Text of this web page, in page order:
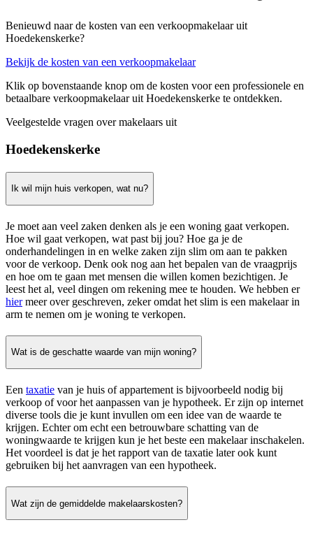
Benieuwd naar de kosten van een verkoopmakelaar uit
Hoedekenskerke?
Bekijk de kosten van een verkoopmakelaar
Klik op bovenstaande knop om de kosten voor een professionele en
betaalbare verkoopmakelaar uit Hoedekenskerke te ontdekken.
Veelgestelde vragen over makelaars uit
Hoedekenskerke
Ik wil mijn huis verkopen, wat nu?
Je moet aan veel zaken denken als je een woning gaat verkopen.
Hoe wil gaat verkopen, wat past bij jou? Hoe ga je de
onderhandelingen in en welke zaken zijn slim om aan te pakken
voor de verkoop. Denk ook nog aan het bepalen van de vraagprijs
en hoe om te gaan met mensen die willen komen bezichtigen. Je
leest het al, veel dingen om rekening mee te houden. We hebben er
hiermeer over geschreven, zeker omdat het slim is een makelaar in
arm te nemen om je woning te verkopen.
Wat is de geschatte waarde van mijn woning?
Een taxatie van je huis of appartement is bijvoorbeeld nodig bij
verkoop of voor het aanpassen van je hypotheek. Er zijn op internet
diverse tools die je kunt invullen om een idee van de waarde te
krijgen. Echter om echt een betrouwbare schatting van de
woningwaarde te krijgen kun je het beste een makelaar inschakelen.
Het voordeel is dat je het rapport van de taxatie later ook kunt
gebruiken bij het aanvragen van een hypotheek.
Wat zijn de gemiddelde makelaarskosten?